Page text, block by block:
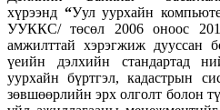
хүрээнд “Уул уурхайн
УУККС/ төсөл 2006 оноос
амжилттай хэрэгжиж дууссан
үеийн дэлхийн стандартад
уурхайн бүртгэл, кадастрын
зөвшөөрлийн эрх олголт болон